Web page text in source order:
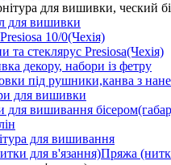
для вишивки, ческий
для вишивки
10/0(Чехія)
та стеклярус Presiosa(Чехія)
декору, набори із фетру
під рушники,канва з
для вишивки
для вишивання
для вишивання
Пряжа